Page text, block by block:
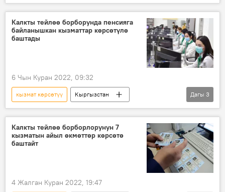
талапкер
Нурланбек Шакиев
Калкты тейлөө борборунда пенсияга
байланышкан кызматтар көрсөтүлө
баштады
6 Чын Куран 2022, 09:32
кызмат көрсөтүү
Кыргызстан
Социалдык фонд
Калкты тейлөө борбору
пенсия
Дагы 3
Калкты тейлөө борборлорунун 7
кызматын айыл өкмөттөр көрсөтө
баштайт
4 Жалган Куран 2022, 19:47